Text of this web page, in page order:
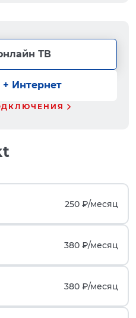
ТВ
Интернет
250 ₽/месяц
380 ₽/месяц
380 ₽/месяц